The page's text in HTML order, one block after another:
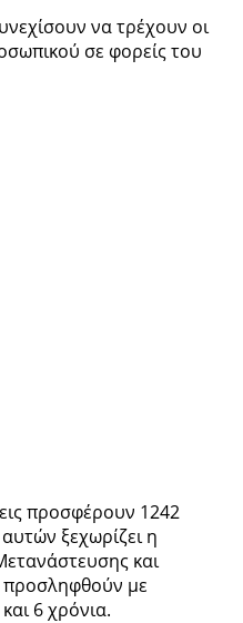
να τρέχουν οι
σε φορείς του
προσφέρουν 1242
ξεχωρίζει η
και
με
6 χρόνια.